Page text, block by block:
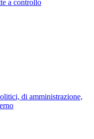
a controllo
di amministrazione,